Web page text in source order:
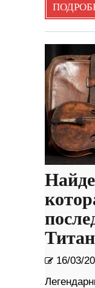
16/03/